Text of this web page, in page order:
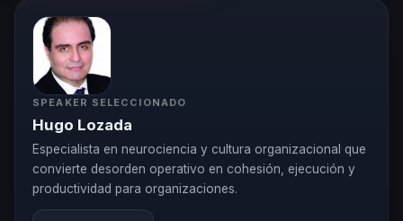
SPEAKER SELECCIONADO
Hugo Lozada
Especialista en neurociencia y cultura organizacional que
convierte desorden operativo en cohesión, ejecución y
productividad para organizaciones.